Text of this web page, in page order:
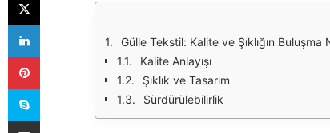
Gülle Tekstil: Kalite ve Şıklığın Buluşma
Kalite Anlayışı
Şıklık ve Tasarım
Sürdürülebilirlik
LinkedIn
Pinterest
Skype
E-Posta ile paylaş